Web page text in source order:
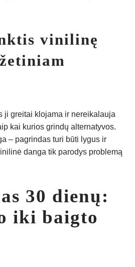
vinilinę
ji greitai klojama ir nereikalauja
kai kurios grindų alternatyvos.
– pagrindas turi būti lygus ir
danga tik parodys problemą
30 dienų:
iki baigto